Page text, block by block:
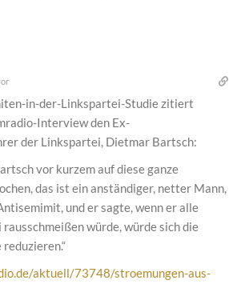
in-der-Linkspartei-Studie zitiert
Interview den Ex-
der Linkspartei, Dietmar Bartsch:
vor kurzem auf diese ganze
das ist ein anständiger, netter Mann,
und er sagte, wenn er alle
würde, würde sich die
aktuell/73748/stroemungen-aus-